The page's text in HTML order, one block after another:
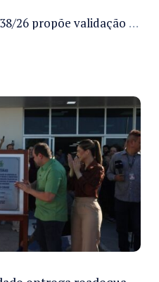
Projeto de Lei 1238/26 propõe validação automática do Cadastro Ambiental Rural para imóveis de até quatro módulos fiscais